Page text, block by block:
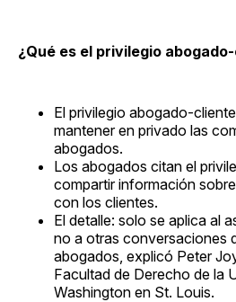
¿Qué es el privilegio
El privilegio abogado-
mantener en privado las
abogados.
Los abogados citan el
compartir información
con los clientes.
El detalle: solo se aplica al
no a otras conversaciones
abogados, explicó Peter
Facultad de Derecho de la
Washington en St. Louis.